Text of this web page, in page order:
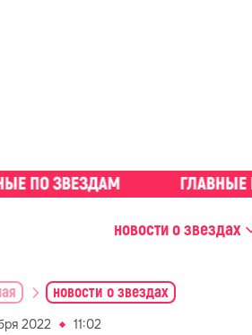
новости о звездах
новости о звездах
2022 11:02